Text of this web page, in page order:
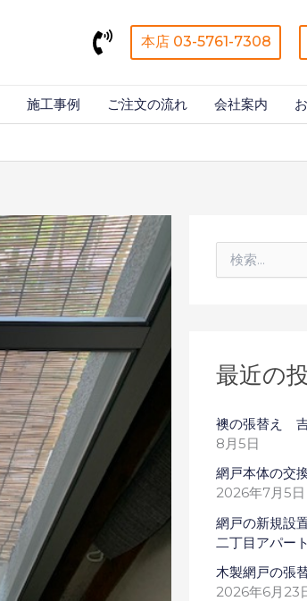
本店 03-5761-7308
施工事例 ご注文の流れ 会社案内
索
最近の
襖の張替え
8月5日
網戸本体の交
2026年7月5日
網戸の新規設
二丁目アパート
木製網戸の張
2026年6月23